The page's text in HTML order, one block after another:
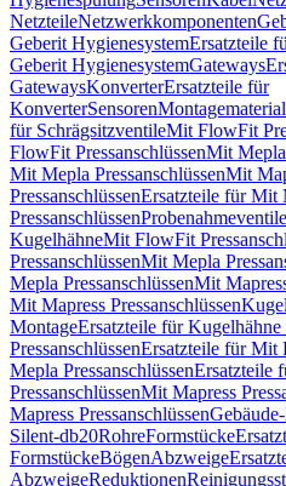
NetzteileNetzwerkkomponenten
Geberit HygienesystemErsatzteile
Geberit HygienesystemGateways
GatewaysKonverterErsatzteile für
KonverterSensorenMontagematerial
für SchrägsitzventileMit FlowFit
FlowFit PressanschlüssenMit Mepla
Mit Mepla PressanschlüssenMit
PressanschlüssenErsatzteile für Mit
PressanschlüssenProbenahmeventile
KugelhähneMit FlowFit
PressanschlüssenMit Mepla
Mepla PressanschlüssenMit
Mit Mapress Pressanschlüssen
MontageErsatzteile für
PressanschlüssenErsatzteile für Mit
Mepla PressanschlüssenErsatzteile
PressanschlüssenMit Mapress
Mapress Pressanschlüssen
Silent-db20RohreFormstücke
FormstückeBögenAbzweige
AbzweigeReduktionen